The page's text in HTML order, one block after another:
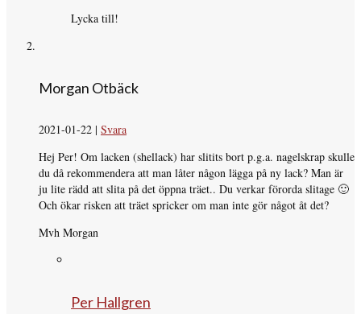
Lycka till!
Morgan Otbäck
2021-01-22 | Svara
Hej Per! Om lacken (shellack) har slitits bort p.g.a. nagelskrap skulle
du då rekommendera att man låter någon lägga på ny lack? Man är
ju lite rädd att slita på det öppna träet.. Du verkar förorda slitage 🙂
Och ökar risken att träet spricker om man inte gör något åt det?
Mvh Morgan
Per Hallgren